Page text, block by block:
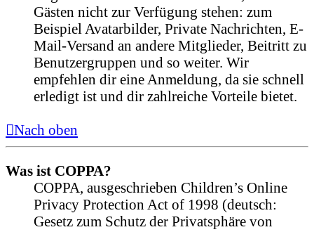
Gästen nicht zur Verfügung stehen: zum
Beispiel Avatarbilder, Private Nachrichten, E-
Mail-Versand an andere Mitglieder, Beitritt zu
Benutzergruppen und so weiter. Wir
empfehlen dir eine Anmeldung, da sie schnell
erledigt ist und dir zahlreiche Vorteile bietet.
Nach oben
Was ist COPPA?
COPPA, ausgeschrieben Children’s Online
Privacy Protection Act of 1998 (deutsch:
Gesetz zum Schutz der Privatsphäre von